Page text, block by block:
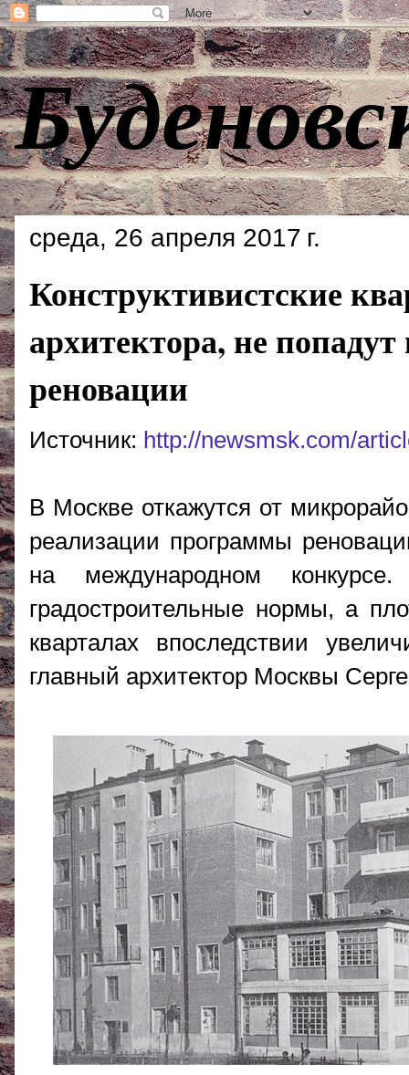
среда, 26 апреля 2017 г.
Конструктивистские
архитектора, не
реновации
Источник: http://newsmsk.com/
В Москве откажутся от
реализации программы
на международном
градостроительные нормы, а
кварталах впоследствии
главный архитектор Москвы